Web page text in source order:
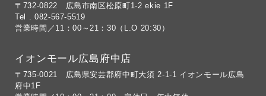
〒732-0822 広島市南区松原町1-2 ekie 1F
Tel . 082-567-5519
営業時間／11：00～21：30（L.O 20:30）
イオンモール広島府中店
〒735-0021 広島県安芸郡府中町大須 2-1-1 イオンモール広島
府中1F